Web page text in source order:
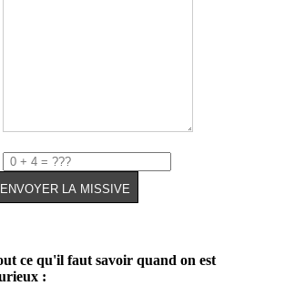
ce qu'il faut savoir quand on est
: